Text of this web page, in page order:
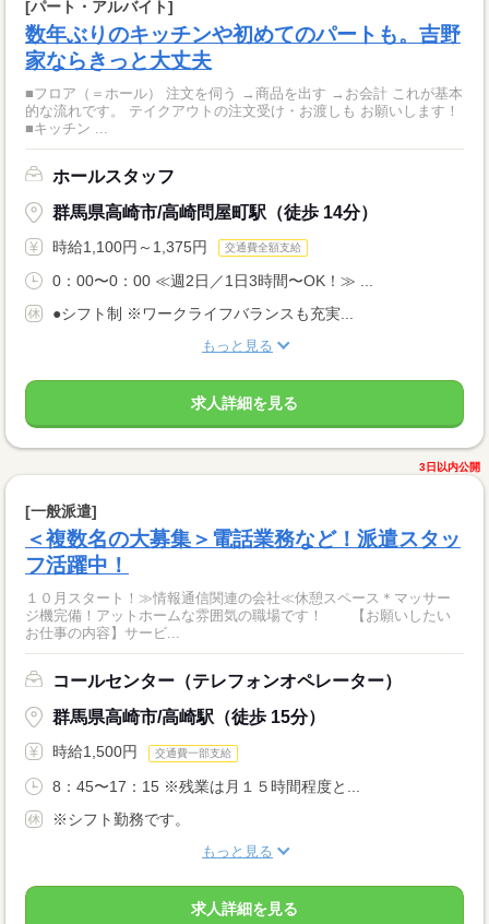
[パート・アルバイト]
数年ぶりのキッチンや初めてのパートも。吉野
家ならきっと大丈夫
■フロア（＝ホール） 注文を伺う →商品を出す →お会計 これが基本
的な流れです。 テイクアウトの注文受け・お渡しも お願いします！
■キッチン ...
ホールスタッフ
群馬県高崎市/高崎問屋町駅（徒歩 14分）
時給1,100円～1,375円 交通費全額支給
0：00〜0：00 ≪週2日／1日3時間〜OK！≫ ...
●シフト制 ※ワークライフバランスも充実...
もっと見る
求人詳細を見る
3日以内公開
[一般派遣]
＜複数名の大募集＞電話業務など！派遣スタッ
フ活躍中！
１０月スタート！≫情報通信関連の会社≪休憩スペース＊マッサー
ジ機完備！アットホームな雰囲気の職場です！ 【お願いしたい
お仕事の内容】サービ...
コールセンター（テレフォンオペレーター）
群馬県高崎市/高崎駅（徒歩 15分）
時給1,500円 交通費一部支給
8：45〜17：15 ※残業は月１５時間程度と...
※シフト勤務です。
もっと見る
求人詳細を見る